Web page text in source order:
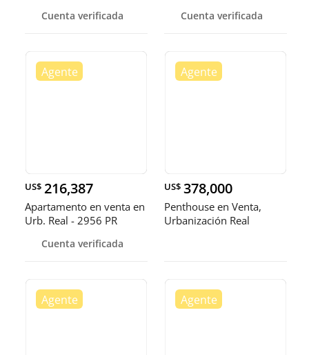
Cuenta verificada Cuenta verificada
US$ 216,387
Apartamento en venta en
Urb. Real - 2956 PR
Cuenta verificada
US$ 378,000
Penthouse en Venta,
Urbanización Real